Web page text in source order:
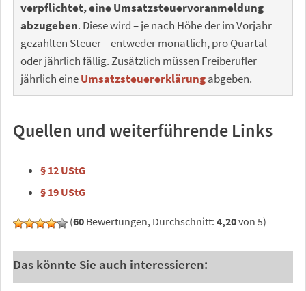
verpflichtet, eine Umsatzsteuervoranmeldung
abzugeben. Diese wird – je nach Höhe der im Vorjahr
gezahlten Steuer – entweder monatlich, pro Quartal
oder jährlich fällig. Zusätzlich müssen Freiberufler
jährlich eineUmsatzsteuererklärungabgeben.
Quellen und weiterführende Links
§ 12 UStG
§ 19 UStG
(60 Bewertungen, Durchschnitt: 4,20von 5)
Das könnte Sie auch interessieren: